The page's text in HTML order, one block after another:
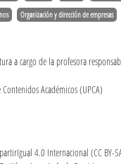
Organización y dirección de empresas
a cargo de la profesora
Académicos (UPCA)
4.0 Internacional (CC BY-